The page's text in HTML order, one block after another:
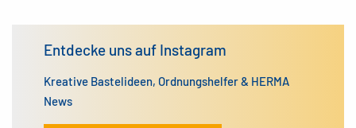
Entdecke uns auf Instagram
Kreative Bastelideen, Ordnungshelfer & HERMA
News